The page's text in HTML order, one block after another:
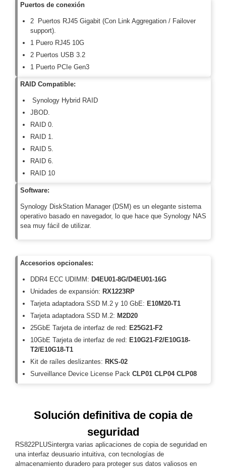
MotorizadoOcultas
-
PinholePTZ
Analógicas
- TurboHD
TVI / AHD
/ CVI
Drones,
Robots e
Industrial
Cámaras
Industriales
Energía
Adaptadores
de
de
AlimentaciónFuentes
de
Alimentación
con
PoEPDUPlantas
de
EnergíaPoE
de Largo
AlcanceUPS
- No Break
Kits-
Sistemas
Completos
de 8
Monitores
Pantallas
y
Puertos de conexión
2 Puertos RJ45 Gigabit (Con Link Aggregation / Failover
support).
1 Puero RJ45 10G
2 Puertos USB 3.2
1 Puerto PCIe Gen3
RAID Compatible:
Synology Hybrid RAID
JBOD.
RAID 0.
RAID 1.
RAID 5.
RAID 6.
RAID 10
Software:
Synology DiskStation Manager (DSM) es un elegante sistema
operativo basado en navegador, lo que hace que Synology NAS
sea muy fácil de utilizar.
Accesorios opcionales:
DDR4 ECC UDIMM: D4EU01-8G/D4EU01-16G
Unidades de expansión: RX1223RP
Tarjeta adaptadora SSD M.2 y 10 GbE: E10M20-T1
Tarjeta adaptadora SSD M.2: M2D20
25GbE Tarjeta de interfaz de red: E25G21-F2
10GbE Tarjeta de interfaz de red: E10G21-F2/E10G18-
T2/E10G18-T1
Kit de raíles deslizantes: RKS-02
Surveillance Device License Pack CLP01 CLP04 CLP08
Solución definitiva de copia de
seguridad
RS822PLUSintergra varias aplicaciones de copia de seguridad en
una interfaz deusuario intuitiva, con tecnologías de
almacenamiento duradero para proteger sus datos valiosos en